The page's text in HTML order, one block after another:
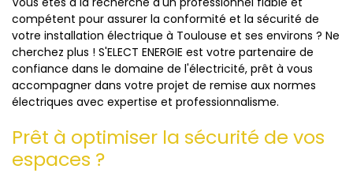
compétent pour assurer la conformité et la sécurité de
votre installation électrique à Toulouse et ses environs ? Ne
cherchez plus ! S'ELECT ENERGIE est votre partenaire de
confiance dans le domaine de l'électricité, prêt à vous
accompagner dans votre projet de remise aux normes
électriques avec expertise et professionnalisme.
Prêt à optimiser la sécurité de vos
espaces ?